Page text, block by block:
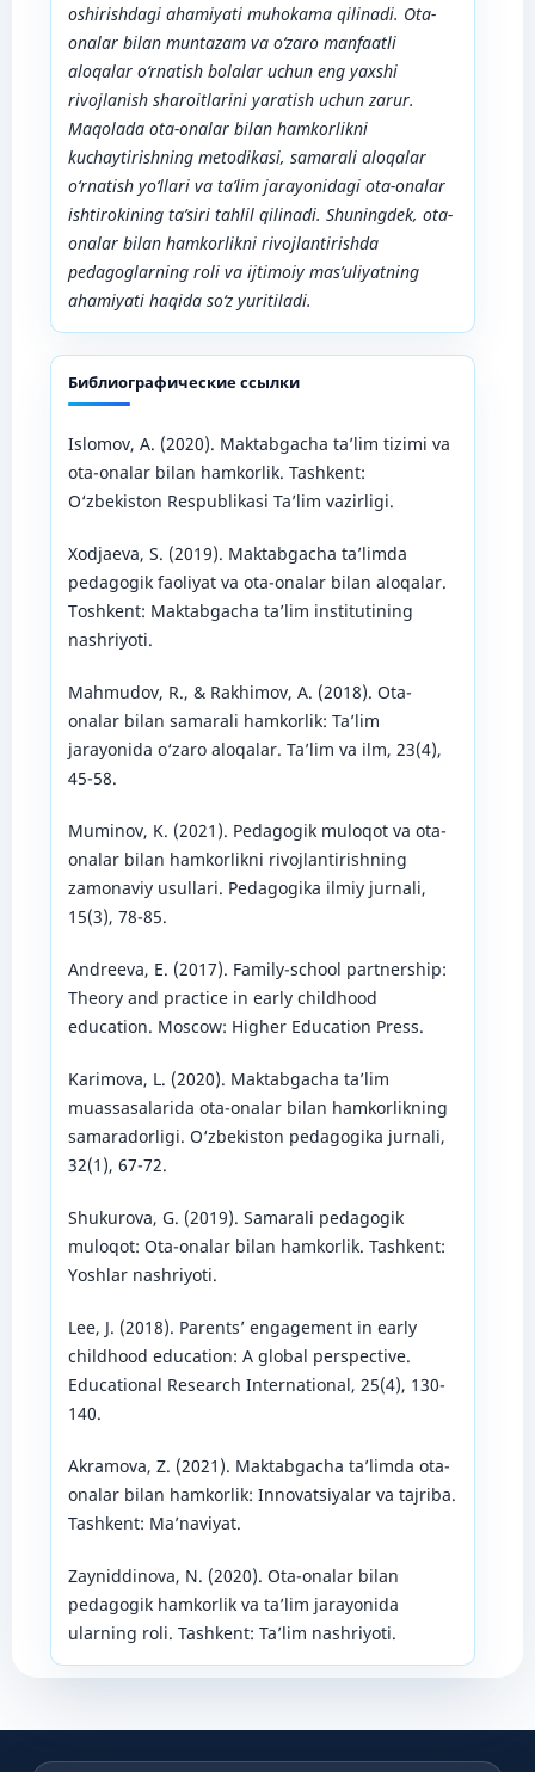
oshirishdagi ahamiyati muhokama qilinadi. Ota-
onalar bilan muntazam va o‘zaro manfaatli
aloqalar o‘rnatish bolalar uchun eng yaxshi
rivojlanish sharoitlarini yaratish uchun zarur.
Maqolada ota-onalar bilan hamkorlikni
kuchaytirishning metodikasi, samarali aloqalar
o‘rnatish yo‘llari va ta’lim jarayonidagi ota-onalar
ishtirokining ta’siri tahlil qilinadi. Shuningdek, ota-
onalar bilan hamkorlikni rivojlantirishda
pedagoglarning roli va ijtimoiy mas’uliyatning
ahamiyati haqida so‘z yuritiladi.
Библиографические ссылки
Islomov, A. (2020). Maktabgacha ta’lim tizimi va
ota-onalar bilan hamkorlik. Tashkent:
O‘zbekiston Respublikasi Ta’lim vazirligi.
Xodjaeva, S. (2019). Maktabgacha ta’limda
pedagogik faoliyat va ota-onalar bilan aloqalar.
Toshkent: Maktabgacha ta’lim institutining
nashriyoti.
Mahmudov, R., & Rakhimov, A. (2018). Ota-
onalar bilan samarali hamkorlik: Ta’lim
jarayonida o‘zaro aloqalar. Ta’lim va ilm, 23(4),
45-58.
Muminov, K. (2021). Pedagogik muloqot va ota-
onalar bilan hamkorlikni rivojlantirishning
zamonaviy usullari. Pedagogika ilmiy jurnali,
15(3), 78-85.
Andreeva, E. (2017). Family-school partnership:
Theory and practice in early childhood
education. Moscow: Higher Education Press.
Karimova, L. (2020). Maktabgacha ta’lim
muassasalarida ota-onalar bilan hamkorlikning
samaradorligi. O‘zbekiston pedagogika jurnali,
32(1), 67-72.
Shukurova, G. (2019). Samarali pedagogik
muloqot: Ota-onalar bilan hamkorlik. Tashkent:
Yoshlar nashriyoti.
Lee, J. (2018). Parents’ engagement in early
childhood education: A global perspective.
Educational Research International, 25(4), 130-
140.
Akramova, Z. (2021). Maktabgacha ta’limda ota-
onalar bilan hamkorlik: Innovatsiyalar va tajriba.
Tashkent: Ma’naviyat.
Zayniddinova, N. (2020). Ota-onalar bilan
pedagogik hamkorlik va ta’lim jarayonida
ularning roli. Tashkent: Ta’lim nashriyoti.